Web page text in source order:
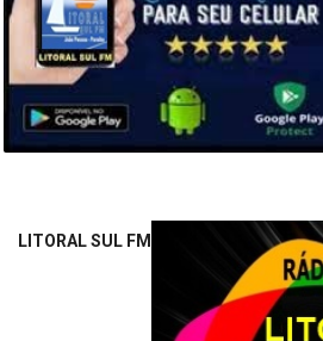
LITORAL SUL FM